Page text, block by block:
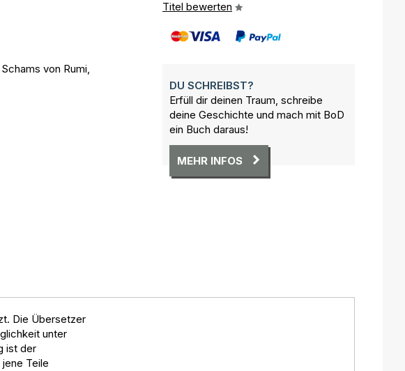
von Rumi,
Titel bewerten
DU SCHREIBST?
Erfüll dir deinen Traum, schreibe
deine Geschichte und mach mit BoD
ein Buch daraus!
MEHR INFOS
Die Übersetzer
unter
ist der
Teile